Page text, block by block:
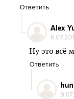
Ответить
Alex
Ну это всё
Ответить